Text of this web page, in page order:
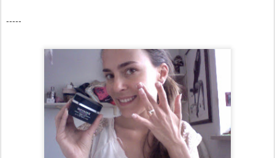
-----